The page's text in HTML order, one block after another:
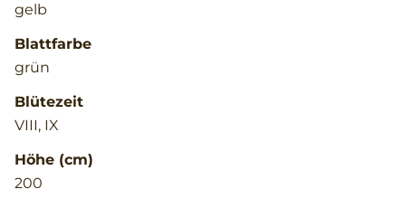
gelb
Blattfarbe
grün
Blütezeit
VIII, IX
Höhe (cm)
200